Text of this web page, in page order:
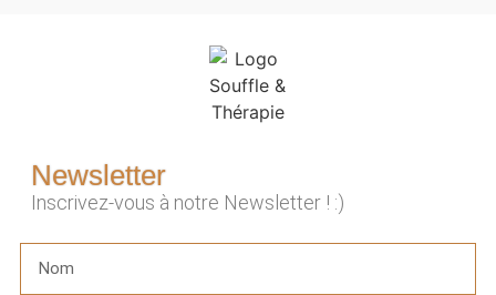
Newsletter
Inscrivez-vous à notre Newsletter ! :)